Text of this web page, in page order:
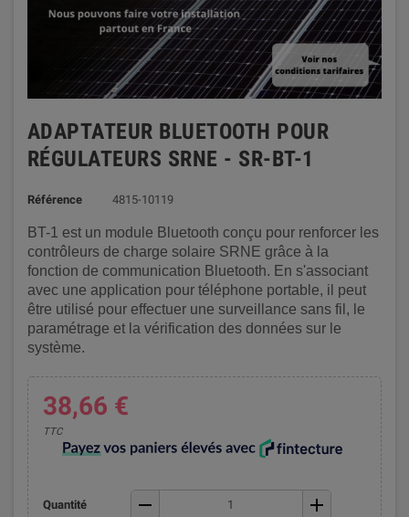
ADAPTATEUR BLUETOOTH POUR
RÉGULATEURS SRNE - SR-BT-1
Référence 4815-10119
BT-1 est un module Bluetooth conçu pour renforcer les
contrôleurs de charge solaire SRNE grâce à la
fonction de communication Bluetooth. En s'associant
avec une application pour téléphone portable, il peut
être utilisé pour effectuer une surveillance sans fil, le
paramétrage et la vérification des données sur le
système.
38,66 €
TTC
Quantité remove add